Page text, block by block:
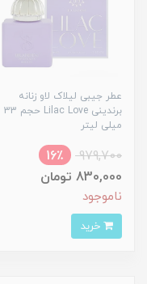
عطر جیبی لیلاک لاو زنانه
برندینی Lilac Love حجم 33
میلی لیتر
979,700
16٪
830,000 تومان
ناموجود